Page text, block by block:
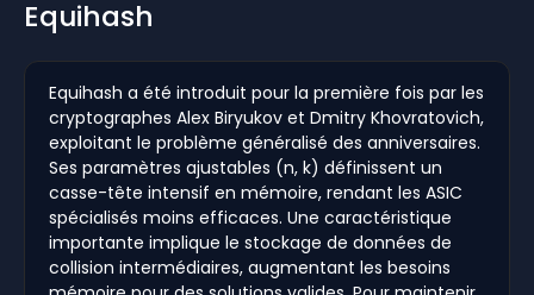
Equihash
Equihash a été introduit pour la première fois par les
cryptographes Alex Biryukov et Dmitry Khovratovich,
exploitant le problème généralisé des anniversaires.
Ses paramètres ajustables (n, k) définissent un
casse-tête intensif en mémoire, rendant les ASIC
spécialisés moins efficaces. Une caractéristique
importante implique le stockage de données de
collision intermédiaires, augmentant les besoins